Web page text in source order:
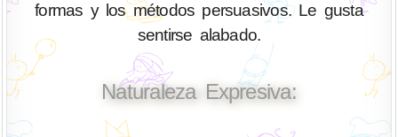
formas y los métodos persuasivos. Le gusta
sentirse alabado.
Naturaleza Expresiva: